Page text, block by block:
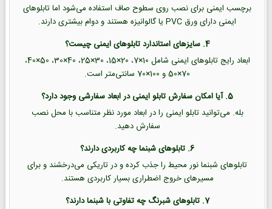
برچسب ایمنی برای نصب روی سطوح صاف استفاده می‌شود اما تابلوهای
ایمنی دارای ورق PVC یا گالوانیزه هستند و دوام بیشتری دارند.
4. سایزهای استاندارد تابلوهای ایمنی چیست؟
ابعاد رایج تابلوهای ایمنی شامل 10×7، 20×15، 30×25، 40×30، 50×40،
70×50 و 100×70 سانتی‌متر است.
5. آیا امکان سفارش تابلو ایمنی در ابعاد سفارشی وجود دارد؟
بله. می‌توانید تابلو ایمنی را در ابعاد مورد نظر متناسب با محل نصب
سفارش دهید.
6. تابلوهای شبنما چه کاربردی دارند؟
تابلوهای شبنما نور محیط را جذب کرده و در تاریکی می‌درخشند و برای
مسیرهای خروج اضطراری بسیار کاربردی هستند.
7. تابلوهای شبرنگ چه تفاوتی با شبنما دارند؟